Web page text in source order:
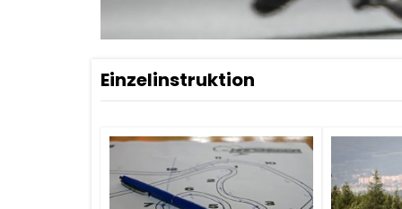
Einzelinstruktion